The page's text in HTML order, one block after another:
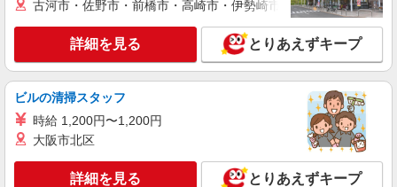
キープ 詳細を見る
派遣社員
株式会社kotrio /●FK-H-2068880
糸島市の小さいデイサービス★残業なし♪日勤
のみ◎夜はおうち時間
時給1450円〜2062円 ＜日払い有/週払い有/交
福岡県糸島市 最寄り駅：美咲が丘駅
古河市・佐野市・前橋市・高崎市・伊勢崎市・太田市・館林市
詳細を見る とりあえずキープ
ビルの清掃スタッフ
時給 1,200円〜1,200円
大阪市北区
詳細を見る とりあえずキープ